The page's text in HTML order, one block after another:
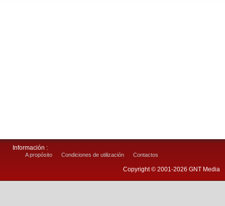
Información :
A propósito Condiciones de utilización Contactos
Copyright © 2001-2026 GNT Media